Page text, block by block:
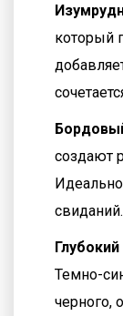
который
создают
свиданий.
Темно-
черного,